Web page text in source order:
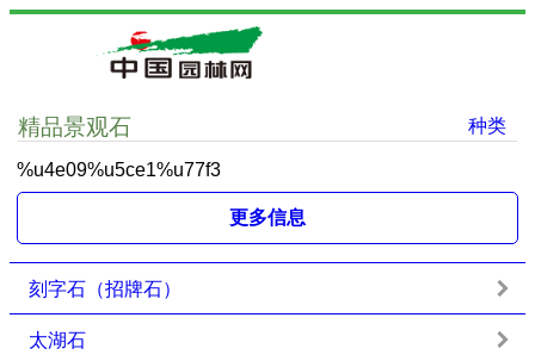
精品景观石 种类
%u4e09%u5ce1%u77f3
更多信息
刻字石（招牌石）
太湖石